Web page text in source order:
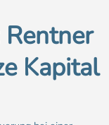
Kapital